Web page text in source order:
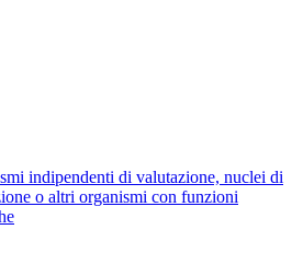
indipendenti di valutazione, nuclei di
o altri organismi con funzioni